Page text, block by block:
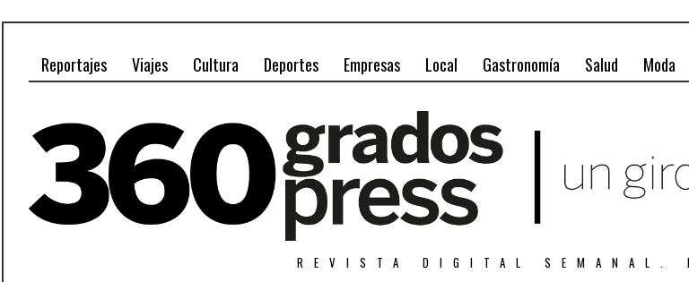
Reportajes Viajes Cultura Deportes Empresas Local Gastronomía Salud Moda
REVISTA DIGITAL SEMANAL.